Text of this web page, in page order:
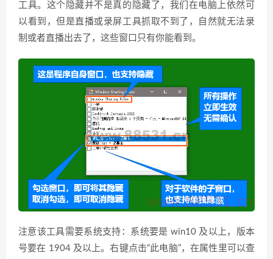
工具。这个隐藏并不是真的隐藏了，我们在电脑上依然可
以看到，但是直播或录屏工具抓取不到了，自然就无法录
制或者直播出去了，这些窗口只有你能看到。
注意该工具需要系统支持：系统要是 win10 及以上，版本
号要在 1904 及以上。右键点击“此电脑”，在属性里可以查